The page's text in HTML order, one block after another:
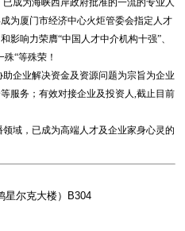
成为海峡西岸政府批准的一流的专业人
为厦门市经济中心火炬管委会指定人才
响力荣膺“中国人才中介机构十强”、
“等殊荣！
企业解决资金及资源问题为宗旨为企业
服务；有效对接企业及投资人,截止目前
域，已成为高端人才及企业家身心灵的
星尔克大楼）B304